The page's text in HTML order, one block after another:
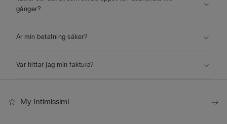
gånger?
Är min betalning säker?
Var hittar jag min faktura?
My Intimissimi